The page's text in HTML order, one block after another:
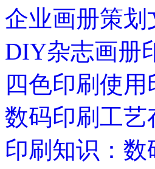
企业画册策划
DIY杂志画册
四色印刷使
数码印刷工
印刷知识：